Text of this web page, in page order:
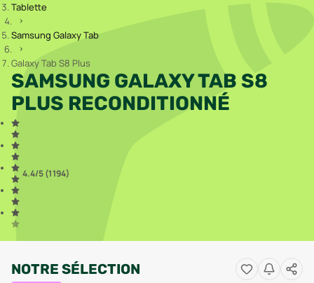
Tablette
Samsung Galaxy Tab
Galaxy Tab S8 Plus
SAMSUNG GALAXY TAB S8
PLUS RECONDITIONNÉ
4.4/5 (1 194)
NOTRE SÉLECTION